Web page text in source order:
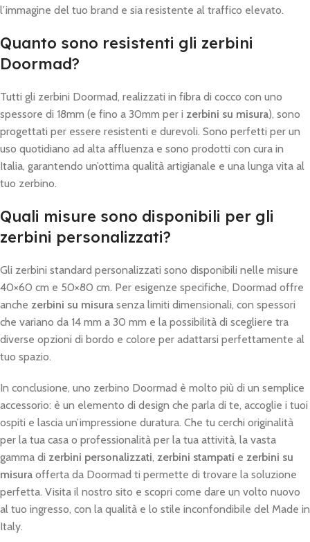
l’immagine del tuo brand e sia resistente al traffico elevato.
Quanto sono resistenti gli zerbini
Doormad?
Tutti gli zerbini Doormad, realizzati in fibra di cocco con uno
spessore di 18mm (e fino a 30mm per i zerbini su misura), sono
progettati per essere resistenti e durevoli. Sono perfetti per un
uso quotidiano ad alta affluenza e sono prodotti con cura in
Italia, garantendo un’ottima qualità artigianale e una lunga vita al
tuo zerbino.
Quali misure sono disponibili per gli
zerbini personalizzati?
Gli zerbini standard personalizzati sono disponibili nelle misure
40×60 cm e 50×80 cm. Per esigenze specifiche, Doormad offre
anche zerbini su misura senza limiti dimensionali, con spessori
che variano da 14 mm a 30 mm e la possibilità di scegliere tra
diverse opzioni di bordo e colore per adattarsi perfettamente al
tuo spazio.
In conclusione, uno zerbino Doormad è molto più di un semplice
accessorio: è un elemento di design che parla di te, accoglie i tuoi
ospiti e lascia un’impressione duratura. Che tu cerchi originalità
per la tua casa o professionalità per la tua attività, la vasta
gamma di zerbini personalizzati, zerbini stampati e zerbini su
misura offerta da Doormad ti permette di trovare la soluzione
perfetta. Visita il nostro sito e scopri come dare un volto nuovo
al tuo ingresso, con la qualità e lo stile inconfondibile del Made in
Italy.